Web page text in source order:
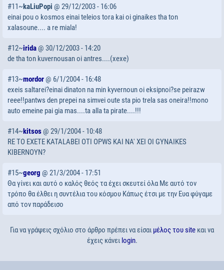
#11~kaLiuPopi @ 29/12/2003 - 16:06
einai pou o kosmos einai teleios tora kai oi ginaikes tha ton
xalasoune.... a re miala!
#12~irida @ 30/12/2003 - 14:20
de tha ton kuvernousan oi antres....(xexe)
#13~mordor@ 6/1/2004 - 16:48
exeis saltarei?einai dinaton na min kyvernoun oi eksipnoi?se peirazw
reee!!pantws den prepei na simvei oute sta pio trela sas oneira!!mono
auto emeine pai gia mas....ta alla ta pirate....!!!
#14~kitsos @ 29/1/2004 - 10:48
RE TO EXETE KATALABEI OTI OPWS KAI NA' XEI OI GYNAIKES
KIBERNOYN?
#15~georg @ 21/3/2004 - 17:51
Θα γίνει και αυτό ο καλός θεός τα έχει σκευτεί όλα Με αυτό τον
τρόπο θα έλθει η συντέλια του κόσμου Κάπως έτσι με την Ευα φύγαμε
από τον παράδεισο
Για να γράψεις σχόλιο στο άρθρο πρέπει να είσαι μέλος του site και να
έχεις κάνει login.